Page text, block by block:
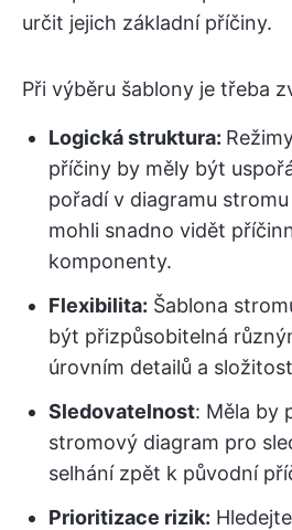
určit jejich základní příčiny.
Při výběru šablony je třeba
Logická struktura:
příčiny by měly být
pořadí v diagramu
mohli snadno vidět
komponenty.
Flexibilita: Šablona
být přizpůsobitelná
úrovním detailů a
Sledovatelnost: Měla by
stromový diagram pro
selhání zpět k původní
Prioritizace rizik: